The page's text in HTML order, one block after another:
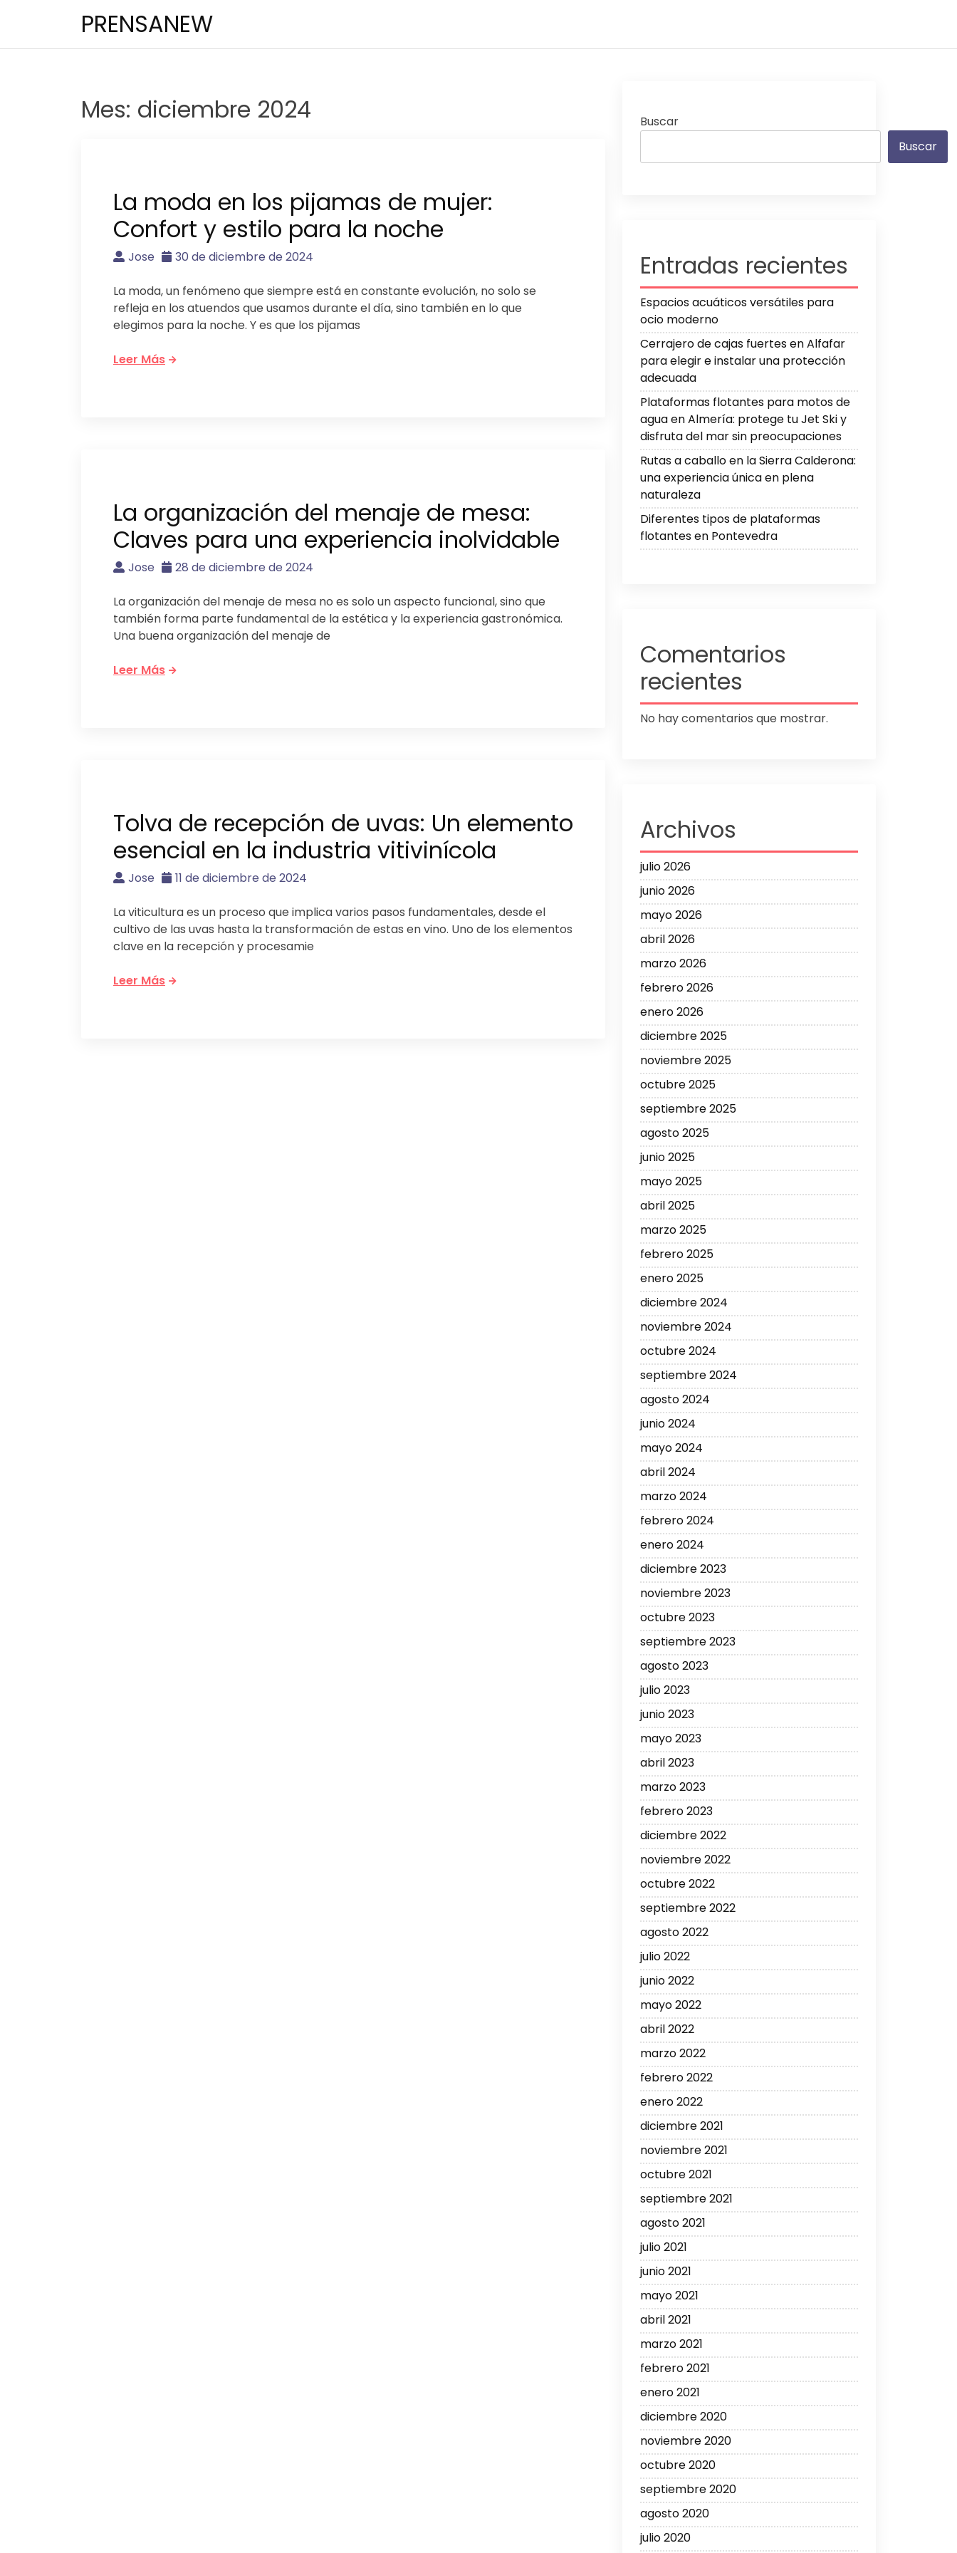
PRENSANEW
Mes: diciembre 2024
La moda en los pijamas de mujer:
Confort y estilo para la noche
Jose 30 de diciembre de 2024
La moda, un fenómeno que siempre está en constante evolución, no solo se
refleja en los atuendos que usamos durante el día, sino también en lo que
elegimos para la noche. Y es que los pijamas
Leer Más
La organización del menaje de mesa:
Claves para una experiencia inolvidable
Jose 28 de diciembre de 2024
La organización del menaje de mesa no es solo un aspecto funcional, sino que
también forma parte fundamental de la estética y la experiencia gastronómica.
Una buena organización del menaje de
Leer Más
Tolva de recepción de uvas: Un elemento
esencial en la industria vitivinícola
Jose 11 de diciembre de 2024
La viticultura es un proceso que implica varios pasos fundamentales, desde el
cultivo de las uvas hasta la transformación de estas en vino. Uno de los elementos
clave en la recepción y procesamie
Leer Más
Buscar
Buscar
Entradas recientes
Espacios acuáticos versátiles para
ocio moderno
Cerrajero de cajas fuertes en Alfafar
para elegir e instalar una protección
adecuada
Plataformas flotantes para motos de
agua en Almería: protege tu Jet Ski y
disfruta del mar sin preocupaciones
Rutas a caballo en la Sierra Calderona:
una experiencia única en plena
naturaleza
Diferentes tipos de plataformas
flotantes en Pontevedra
Comentarios
recientes
No hay comentarios que mostrar.
Archivos
julio 2026
junio 2026
mayo 2026
abril 2026
marzo 2026
febrero 2026
enero 2026
diciembre 2025
noviembre 2025
octubre 2025
septiembre 2025
agosto 2025
junio 2025
mayo 2025
abril 2025
marzo 2025
febrero 2025
enero 2025
diciembre 2024
noviembre 2024
octubre 2024
septiembre 2024
agosto 2024
junio 2024
mayo 2024
abril 2024
marzo 2024
febrero 2024
enero 2024
diciembre 2023
noviembre 2023
octubre 2023
septiembre 2023
agosto 2023
julio 2023
junio 2023
mayo 2023
abril 2023
marzo 2023
febrero 2023
diciembre 2022
noviembre 2022
octubre 2022
septiembre 2022
agosto 2022
julio 2022
junio 2022
mayo 2022
abril 2022
marzo 2022
febrero 2022
enero 2022
diciembre 2021
noviembre 2021
octubre 2021
septiembre 2021
agosto 2021
julio 2021
junio 2021
mayo 2021
abril 2021
marzo 2021
febrero 2021
enero 2021
diciembre 2020
noviembre 2020
octubre 2020
septiembre 2020
agosto 2020
julio 2020